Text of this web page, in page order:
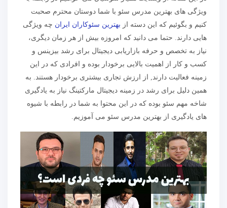
ویژگی های بهترین مدرس سئو با شما دوستان محترم صحبت
کنیم و بگوئیم که این دسته از بهترین سئوکاران ایران چه ویژگی
هایی دارند. حتما می دانید که امروزه بیش از هر زمان دیگری،
نیاز به تخصص و حرفه بازاریابی دیجیتال برای رشد بیزینس و
کسب و کار از اهمیت بالایی برخودار بوده و افرادی که در این
زمینه فعالیت دارند, از ارزش تجاری بیشتری برخودار هستند. به
همین دلیل برای رشد در زمینه دیجیتال مارکتینگ نیاز به یادگیری
شاخه مهم سئو بوده که در این محتوا به شما در رابطه با شیوه
های یادگیری از بهترین مدرس سئو می آموزیم.